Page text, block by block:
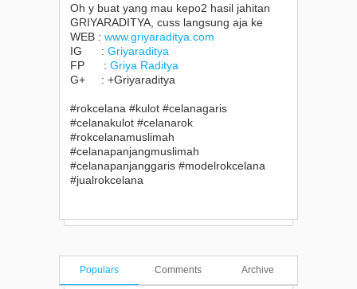
Oh y buat yang mau kepo2 hasil jahitan
GRIYARADITYA, cuss langsung aja ke
WEB : www.griyaraditya.com
IG : Griyaraditya
FP : Griya Raditya
G+ : +Griyaraditya
#rokcelana #kulot #celanagaris
#celanakulot #celanarok
#rokcelanamuslimah
#celanapanjangmuslimah
#celanapanjanggaris #modelrokcelana
#jualrokcelana
Populars Comments Archive